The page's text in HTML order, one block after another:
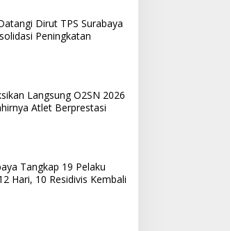
Dirut TPS Surabaya
Peningkatan
Langsung O2SN 2026
Atlet Berprestasi
Tangkap 19 Pelaku
Hari, 10 Residivis Kembali